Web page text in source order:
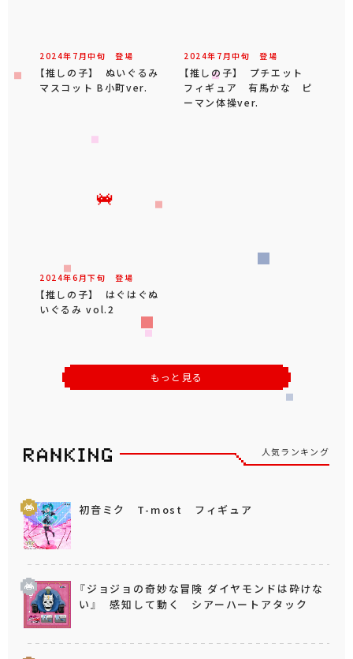
2024年 7 月中旬 登場
【推しの子】 ぬいぐるみ
マスコット B小町ver.
2024年 7 月中旬 登場
【推しの子】 プチエット
フィギュア 有馬かな ピ
ーマン体操ver.
2024年6 月下旬 登場
【推しの子】 はぐはぐぬ
いぐるみ vol.2
もっと見る
人気ランキング
初音ミク T-most フィギュア
『ジョジョの奇妙な冒険 ダイヤモンドは砕けな
い』 感知して動く シアーハートアタック